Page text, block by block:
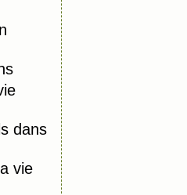
dans
vie